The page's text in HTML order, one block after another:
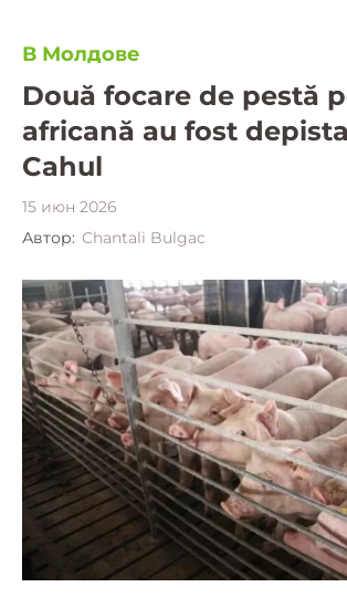
В Молдове
Două focare de pestă
africană au fost
Cahul
15 июн 2026
Автор: Chantali Bulgac